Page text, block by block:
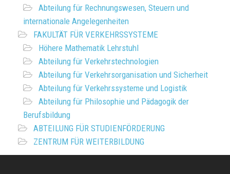
Abteilung für Rechnungswesen, Steuern und
internationale Angelegenheiten
FAKULTÄT FÜR VERKEHRSSYSTEME
Höhere Mathematik Lehrstuhl
Abteilung für Verkehrstechnologien
Abteilung für Verkehrsorganisation und Sicherheit
Abteilung für Verkehrssysteme und Logistik
Abteilung für Philosophie und Pädagogik der
Berufsbildung
ABTEILUNG FÜR STUDIENFÖRDERUNG
ZENTRUM FÜR WEITERBILDUNG